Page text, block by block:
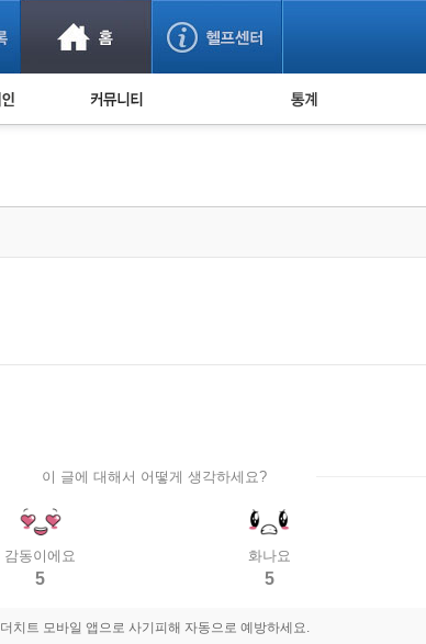
사기 예방했어요! 누적 피해사례 통계
이 글에 대해서 어떻게 생각하세요?
감동이에요
5
화나요
5
더치트 모바일 앱으로 사기피해 자동으로 예방하세요.